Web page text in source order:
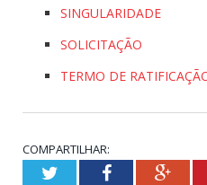
SINGULARIDADE
SOLICITAÇÃO
TERMO DE
COMPARTILHAR:
TwitterFacebook